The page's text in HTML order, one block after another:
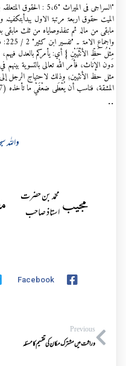
"السراجی فی المیراث
المیت حقوق اربعۃ مرتبۃ الاول یبدأبتکفینہ
مابقی من مالہ ثم تنفذوصایاہ من ثلث مابقی
مِثْلُ حَظِّ الأنْثَيَيْنِ } أي: يأمركم بالعدل فيهم،
دون الإناث، فأمر الله تعالى بالتسوية
مثل حظ الأنثيين؛ وذلك لاحتياج الرجل إلى
المشقة، فناسب أن يُعْطَى ضعْفَيْ ما تأخذه (7) الأنثى۔
..
واللہ
مجیب محمّد بن حضرت
استاذ صاحب
Facebook
Previous
وراثت میں مشترک مکان کی تقسیم کا مسئلہ